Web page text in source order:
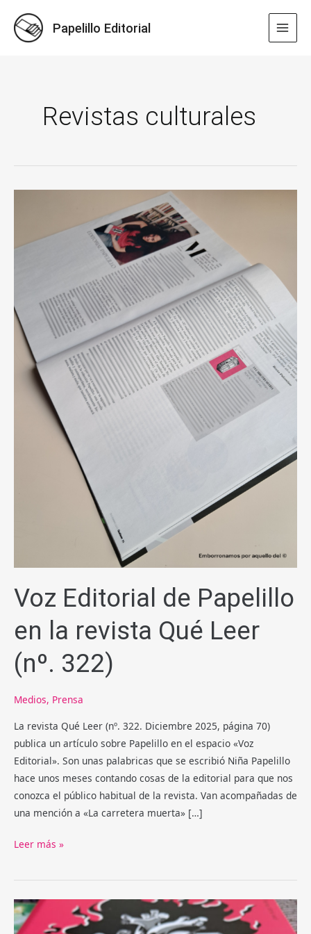
contenido
Papelillo Editorial
Revistas culturales
Voz Editorial de Papelillo
en la revista Qué Leer
(nº. 322)
Medios, Prensa
La revista Qué Leer (nº. 322. Diciembre 2025, página 70)
publica un artículo sobre Papelillo en el espacio «Voz
Editorial». Son unas palabricas que se escribió Niña Papelillo
hace unos meses contando cosas de la editorial para que nos
conozca el público habitual de la revista. Van acompañadas de
una mención a «La carretera muerta» […]
Voz
de
en
la
Leer más »